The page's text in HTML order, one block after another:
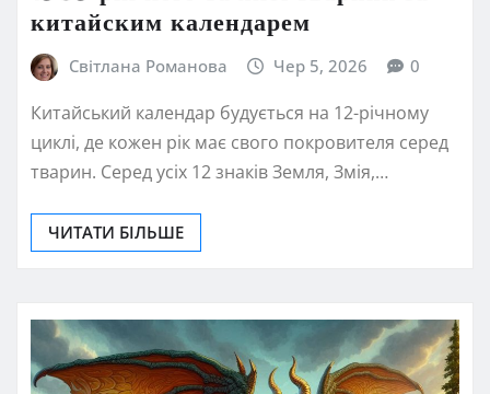
китайским календарем
Світлана Романова Чер 5, 2026 0
Китайський календар будується на 12-річному
циклі, де кожен рік має свого покровителя серед
тварин. Серед усіх 12 знаків Земля, Змія,…
ЧИТАТИ БІЛЬШЕ